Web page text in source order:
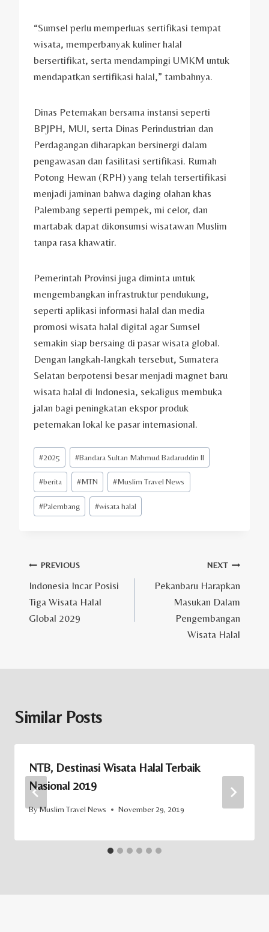
“Sumsel perlu memperluas sertifikasi tempat
wisata, memperbanyak kuliner halal
bersertifikat, serta mendampingi UMKM untuk
mendapatkan sertifikasi halal,” tambahnya.
Dinas Peternakan bersama instansi seperti
BPJPH, MUI, serta Dinas Perindustrian dan
Perdagangan diharapkan bersinergi dalam
pengawasan dan fasilitasi sertifikasi. Rumah
Potong Hewan (RPH) yang telah tersertifikasi
menjadi jaminan bahwa daging olahan khas
Palembang seperti pempek, mi celor, dan
martabak dapat dikonsumsi wisatawan Muslim
tanpa rasa khawatir.
Pemerintah Provinsi juga diminta untuk
mengembangkan infrastruktur pendukung,
seperti aplikasi informasi halal dan media
promosi wisata halal digital agar Sumsel
semakin siap bersaing di pasar wisata global.
Dengan langkah-langkah tersebut, Sumatera
Selatan berpotensi besar menjadi magnet baru
wisata halal di Indonesia, sekaligus membuka
jalan bagi peningkatan ekspor produk
peternakan lokal ke pasar internasional.
Post
Tags:
#2025 #Bandara Sultan Mahmud Badaruddin II
#berita #MTN #Muslim Travel News
#Palembang #wisata halal
Post
navigation
PREVIOUS
Indonesia Incar Posisi
Tiga Wisata Halal
Global 2029
NEXT
Pekanbaru Harapkan
Masukan Dalam
Pengembangan
Wisata Halal
Similar Posts
NTB, Destinasi Wisata Halal Terbaik
Nasional 2019
ByMuslim Travel News November 29, 2019